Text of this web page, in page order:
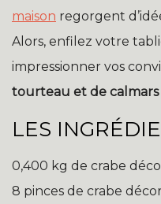
maison regorgent
Alors, enfilez votre
impressionner vos
tourteau et de calmars
LES
0,400 kg de crabe
8 pinces de crabe